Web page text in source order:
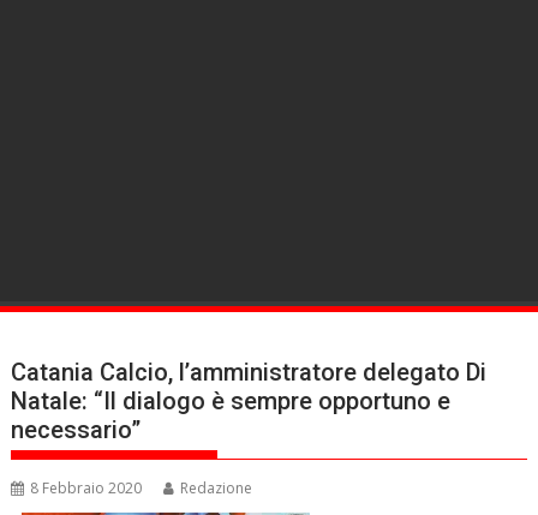
Catania Calcio, l’amministratore delegato Di
Natale: “Il dialogo è sempre opportuno e
necessario”
8 Febbraio 2020 Redazione